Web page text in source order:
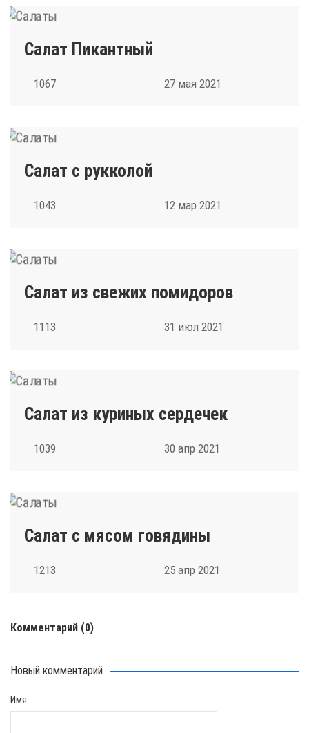
Салат Пикантный
1067 27 мая 2021
Салат с рукколой
1043 12 мар 2021
Салат из свежих помидоров
1113 31 июл 2021
Салат из куриных сердечек
1039 30 апр 2021
Салат с мясом говядины
1213 25 апр 2021
Комментарий (0)
Новый комментарий
Имя